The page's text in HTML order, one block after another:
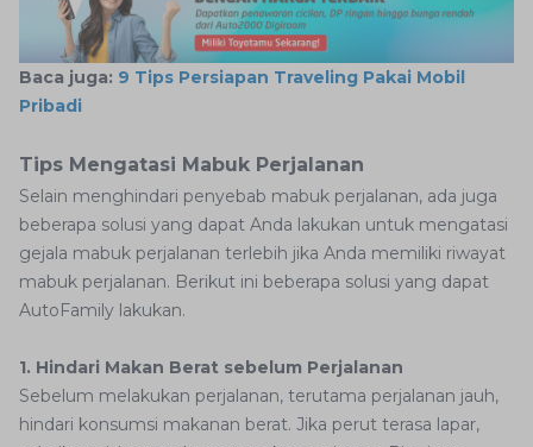
Baca juga: 9 Tips Persiapan Traveling Pakai Mobil
Pribadi
Tips Mengatasi Mabuk Perjalanan
Selain menghindari penyebab mabuk perjalanan, ada juga
beberapa solusi yang dapat Anda lakukan untuk mengatasi
gejala mabuk perjalanan terlebih jika Anda memiliki riwayat
mabuk perjalanan. Berikut ini beberapa solusi yang dapat
AutoFamily lakukan.
1. Hindari Makan Berat sebelum Perjalanan
Sebelum melakukan perjalanan, terutama perjalanan jauh,
hindari konsumsi makanan berat. Jika perut terasa lapar,